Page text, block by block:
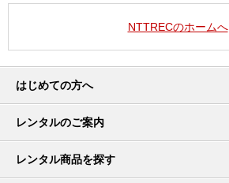
NTTRECのホームへ
はじめての方へ
レンタルのご案内
レンタル商品を探す